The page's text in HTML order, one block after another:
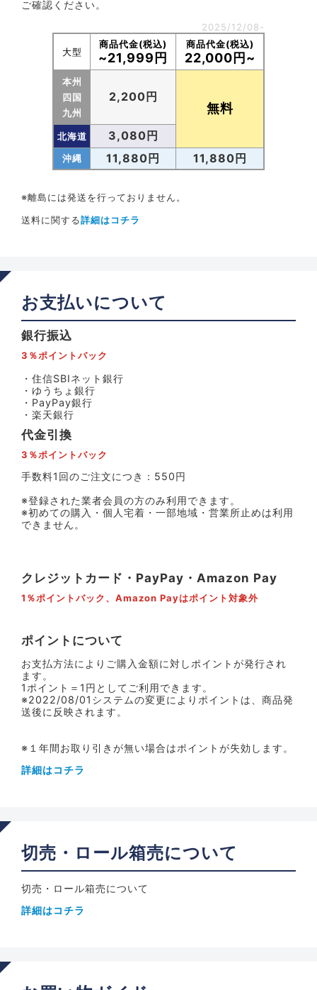
ご確認ください。
大型
商品代金(税込)
~21,999円
商品代金(税込)
22,000円~
本州
四国
九州
2,200円
無料
北海道 3,080円
沖縄 11,880円 11,880円
2025/12/08-
※離島には発送を行っておりません。
送料に関する詳細はコチラ
お支払いについて
銀行振込
3％ポイントバック
・住信SBIネット銀行
・ゆうちょ銀行
・PayPay銀行
・楽天銀行
代金引換
3％ポイントバック
手数料1回のご注文につき：550円
※登録された業者会員の方のみ利用できます。
※初めての購入・個人宅着・一部地域・営業所止めは利用
できません。
クレジットカード・PayPay・Amazon Pay
1％ポイントバック、Amazon Payはポイント対象外
ポイントについて
お支払方法によりご購入金額に対しポイントが発行され
ます。
1ポイント＝1円としてご利用できます。
※2022/08/01システムの変更によりポイントは、商品発
送後に反映されます。
※１年間お取り引きが無い場合はポイントが失効します。
詳細はコチラ
切売・ロール箱売について
切売・ロール箱売について
詳細はコチラ